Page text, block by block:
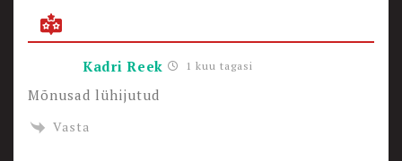
Kadri Reek 1 kuu tagasi
Mõnusad lühijutud
Vasta